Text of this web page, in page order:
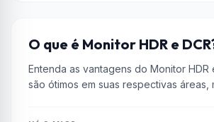
CURIOSIDADES
O que é Monitor HDR e
Entenda as vantagens do Monitor HDR
são ótimos em suas respectivas áreas,